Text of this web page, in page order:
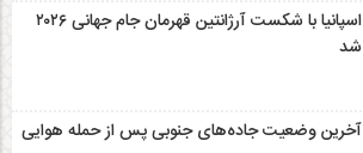
اسپانیا با شکست آرژانتین قهرمان جام جهانی ۲۰۲۶
شد
آخرین وضعیت جاده‌های جنوبی پس از حمله هوایی